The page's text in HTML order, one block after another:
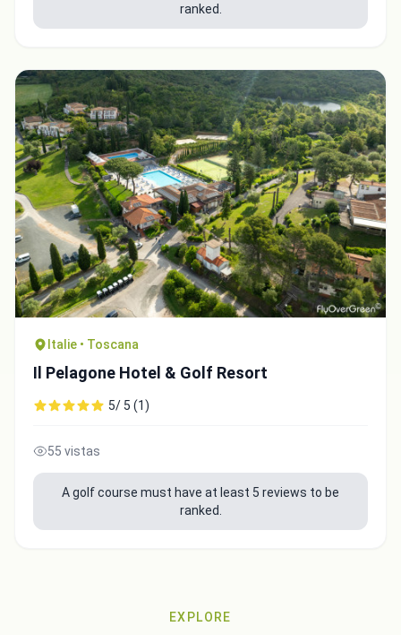
ranked.
Italie • Toscana
Il Pelagone Hotel & Golf Resort
5/ 5 (1)
55 vistas
A golf course must have at least 5 reviews to be
ranked.
EXPLORE